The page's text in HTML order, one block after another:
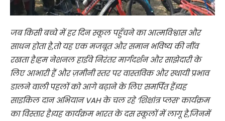
जब किसी बच्चे में हर दिन स्कूल पहुँचने का आत्मविश्वास और
साधन होता है,तो यह एक मजबूत और समान भविष्य की नींव
रखता है।हम नेशनल हाईवे निरंतर मार्गदर्शन और साझेदारी के
लिए आभारी हैं और ज़मीनी स्तर पर वास्तविक और स्थायी प्रभाव
डालने वाली पहलों को आगे बढ़ाने के लिए समर्पित हैं।यह
साइकिल दान अभियान VAH के चल रहे ‘शिक्षांत्र प्लस’ कार्यक्रम
का विस्तार है।यह कार्यक्रम भारत के दस स्कूलों में लागू है,जिनमें